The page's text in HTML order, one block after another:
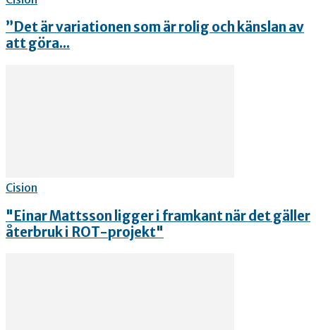
”Det är variationen som är rolig och känslan av
att göra...
Cision
"Einar Mattsson ligger i framkant när det gäller
återbruk i ROT-projekt"